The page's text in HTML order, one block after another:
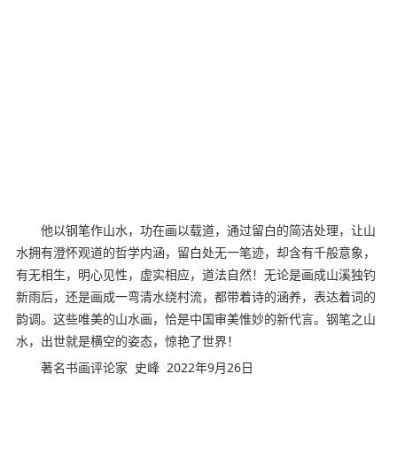
他以钢笔作山水，功在画以载道，通过留白的简洁处理，让山
水拥有澄怀观道的哲学内涵，留白处无一笔迹，却含有千般意象，
有无相生，明心见性，虚实相应，道法自然！无论是画成山溪独钓
新雨后，还是画成一弯清水绕村流，都带着诗的涵养，表达着词的
韵调。这些唯美的山水画，恰是中国审美惟妙的新代言。钢笔之山
水，出世就是横空的姿态，惊艳了世界！
著名书画评论家 史峰 2022年9月26日